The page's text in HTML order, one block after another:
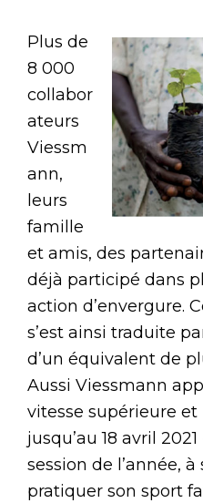
Plus de
8 000
collabor
ateurs
Viessm
ann,
leurs
famille
et amis, des
déjà participé dans
action d’envergure.
s’est ainsi traduite
d’un équivalent de
Aussi Viessmann
vitesse supérieure
jusqu’au 18 avril
session de l’année, à
pratiquer son sport